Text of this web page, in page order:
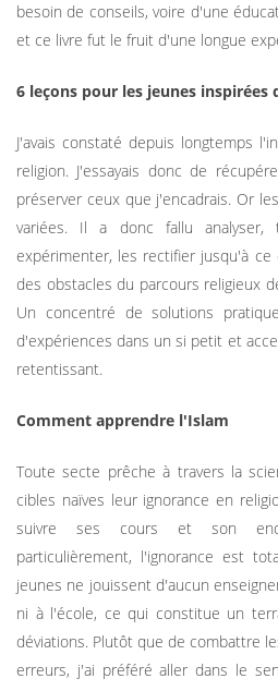
besoin de conseils, voire d'une
et ce livre fut le fruit d'une longue
6 leçons pour les jeunes inspirées
J'avais constaté depuis longtemps
religion. J'essayais donc de
préserver ceux que j'encadrais. Or
variées. Il a donc fallu analyser,
expérimenter, les rectifier jusqu'à
des obstacles du parcours religieux
Un concentré de solutions
d'expériences dans un si petit et
retentissant.
Comment apprendre l'Islam
Toute secte prêche à travers la
cibles naïves leur ignorance en
suivre ses cours et son
particulièrement, l'ignorance est
jeunes ne jouissent d'aucun
ni à l'école, ce qui constitue un
déviations. Plutôt que de combattre
erreurs, j'ai préféré aller dans le